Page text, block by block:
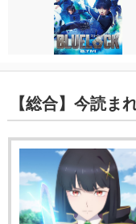
【総合】今読ま